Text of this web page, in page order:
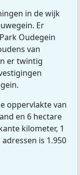
in de wijk
Er
Oudegein
van
er twintig
oppervlakte van
en 6 hectare
kilometer, 1
is 1.950